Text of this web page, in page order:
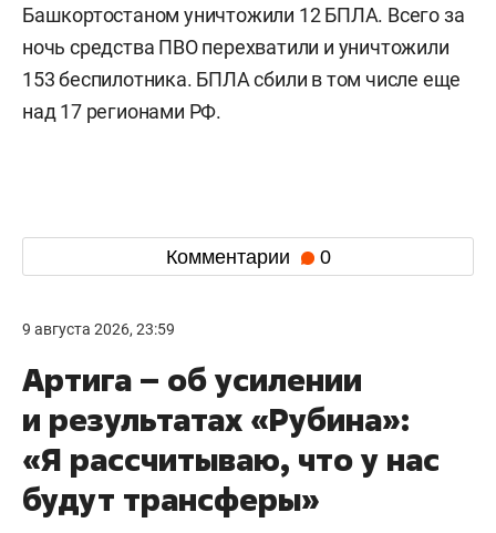
Башкортостаном уничтожили 12 БПЛА. Всего за
ночь средства ПВО перехватили и уничтожили
153 беспилотника. БПЛА сбили в том числе еще
над 17 регионами РФ.
Комментарии 0
9 августа 2026, 23:59
Артига – об усилении
и результатах «Рубина»:
«Я рассчитываю, что у нас
будут трансферы»